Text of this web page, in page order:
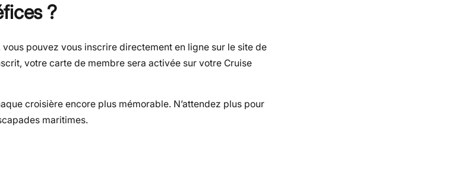
?
pouvez vous inscrire directement en ligne sur le site de
votre carte de membre sera activée sur votre Cruise
croisière encore plus mémorable. N’attendez plus pour
maritimes.